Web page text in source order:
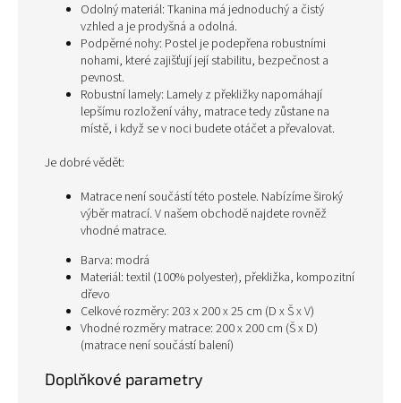
Odolný materiál: Tkanina má jednoduchý a čistý
vzhled a je prodyšná a odolná.
Podpěrné nohy: Postel je podepřena robustními
nohami, které zajišťují její stabilitu, bezpečnost a
pevnost.
Robustní lamely: Lamely z překližky napomáhají
lepšímu rozložení váhy, matrace tedy zůstane na
místě, i když se v noci budete otáčet a převalovat.
Je dobré vědět:
Matrace není součástí této postele. Nabízíme široký
výběr matrací. V našem obchodě najdete rovněž
vhodné matrace.
Barva: modrá
Materiál: textil (100% polyester), překližka, kompozitní
dřevo
Celkové rozměry: 203 x 200 x 25 cm (D x Š x V)
Vhodné rozměry matrace: 200 x 200 cm (Š x D)
(matrace není součástí balení)
Doplňkové parametry